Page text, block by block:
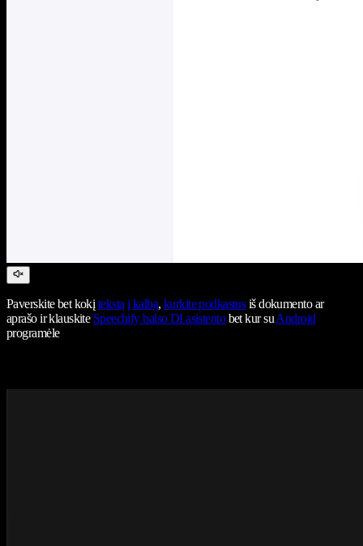
Paverskite bet kokįtekstą į kalbą, kurkite podkastusiš dokumento ar
aprašo ir klauskite Speechify balso DI asistentobet kur suAndroid
programėle